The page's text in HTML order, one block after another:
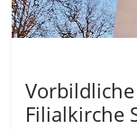
Filialkirche